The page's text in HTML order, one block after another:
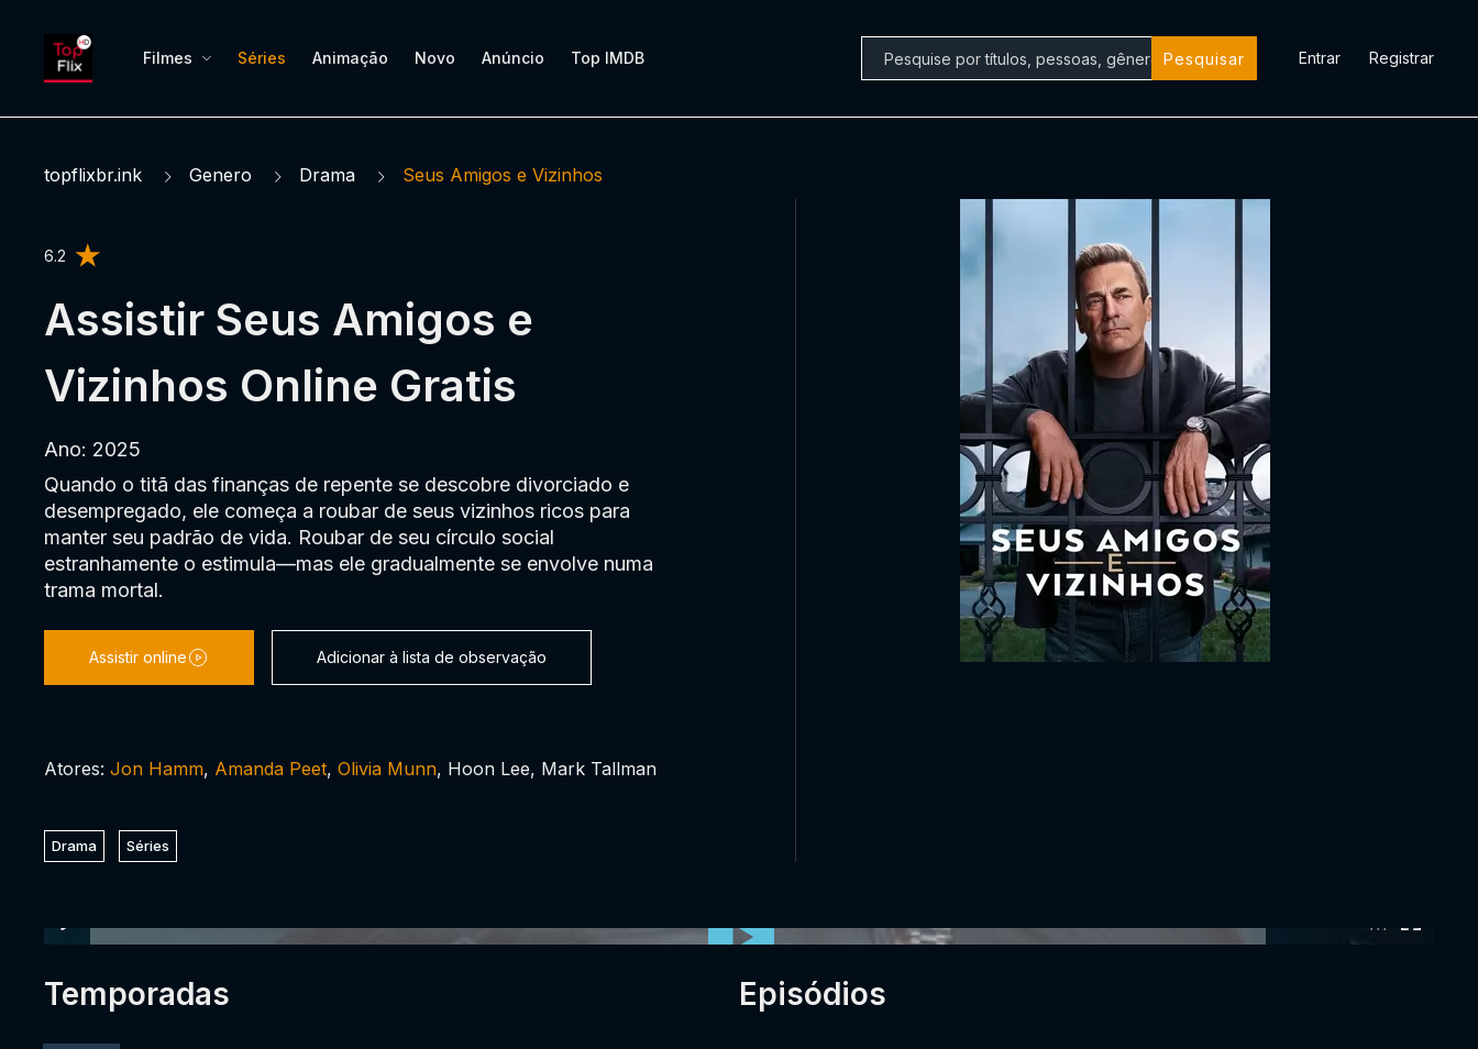
Filmes Séries Animação Novo Anúncio Top IMDB Pesquisar Entrar Registrar
topflixbr.ink Genero Drama Seus Amigos e Vizinhos
6.2
Assistir Seus Amigos e
Vizinhos Online Gratis
Ano: 2025
Quando o titã das finanças de repente se descobre divorciado e
desempregado, ele começa a roubar de seus vizinhos ricos para
manter seu padrão de vida. Roubar de seu círculo social
estranhamente o estimula—mas ele gradualmente se envolve numa
trama mortal.
Assistir online Adicionar à lista de observação
Atores: Jon Hamm, Amanda Peet, Olivia Munn, Hoon Lee, Mark Tallman
Drama Séries
Temporadas Episódios